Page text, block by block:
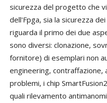
sicurezza del progetto che
dell'Fpga, sia la sicurezza
riguarda il primo dei due
sono diversi: clonazione,
fornitore) di esemplari non
engineering,
problemi, i chip
quali rilevamento